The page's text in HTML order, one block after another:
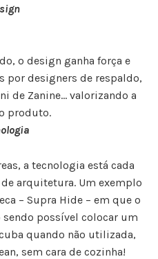
o design ganha força e
por designers de respaldo,
de Zanine… valorizando a
produto.
a tecnologia está cada
arquitetura. Um exemplo
– Supra Hide – em que o
possível colocar um
quando não utilizada,
sem cara de cozinha!